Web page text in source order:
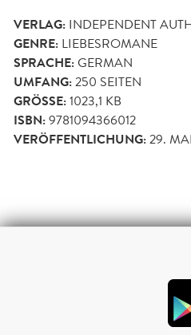
VERLAG: INDEPENDENT
GENRE: LIEBESROMANE
SPRACHE:GERMAN
UMFANG:250 SEITEN
GRÖSSE: 1023,1 KB
ISBN:9781094366012
VERÖFFENTLICHUNG:29.